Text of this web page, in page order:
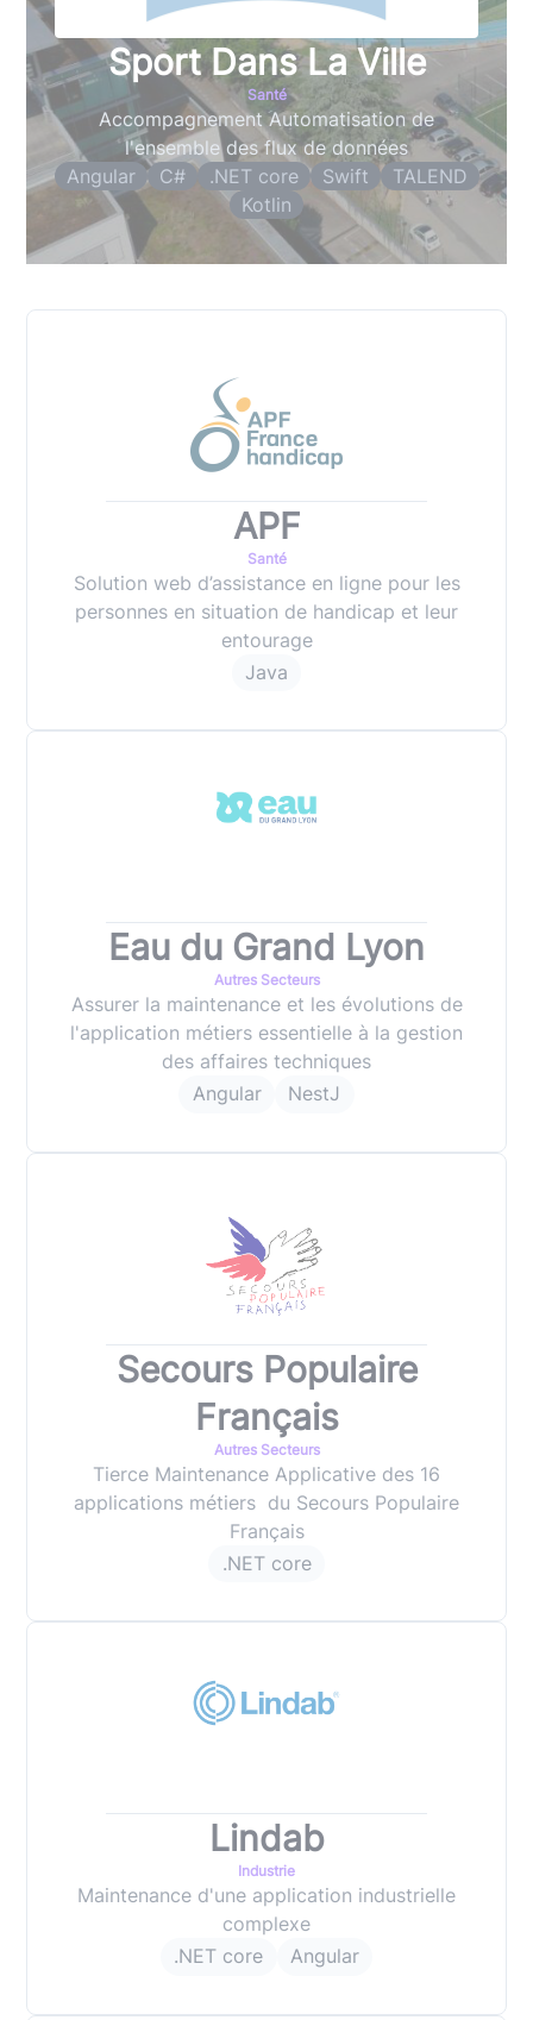
Sport Dans La Ville
Santé
Accompagnement Automatisation de
l'ensemble des flux de données
Angular
C# .NET core Swift
TALEND
Kotlin
APF
Santé
Solution web d’assistance en ligne pour les
personnes en situation de handicap et leur
entourage
Java
Eau du Grand Lyon
Autres Secteurs
Assurer la maintenance et les évolutions de
l'application métiers essentielle à la gestion
des affaires techniques
Angular
NestJ
Secours Populaire
Français
Autres Secteurs
Tierce Maintenance Applicative des 16
applications métiers du Secours Populaire
Français
.NET core
Lindab
Industrie
Maintenance d'une application industrielle
complexe
.NET core
Angular